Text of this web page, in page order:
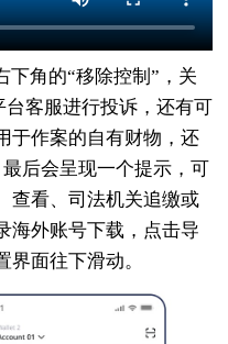
下角的“移除控制”，关
客服进行投诉，还有可
于作案的自有财物，还
后会呈现一个提示，可
查看、司法机关追缴或
海外账号下载，点击导
面往下滑动。